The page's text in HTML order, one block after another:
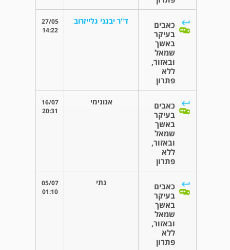
כאבים
בעיקר
באשך
שמאל
ובאזור,
ללא
פתרון
ד"ר יבגני גלייזרוב
27/05
14:22
כאבים
בעיקר
באשך
שמאל
ובאזור,
ללא
פתרון
אנונימי
16/07
20:31
כאבים
בעיקר
באשך
שמאל
ובאזור,
ללא
פתרון
נתי
05/07
01:10